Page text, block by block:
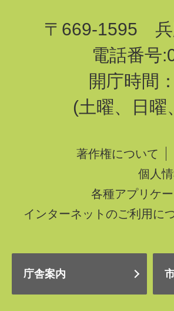
〒669-1595 兵
電話番号
開庁時間
(土曜、日曜
著作権について
個人
各種アプリケ
インターネットのご利用に
庁舎案内